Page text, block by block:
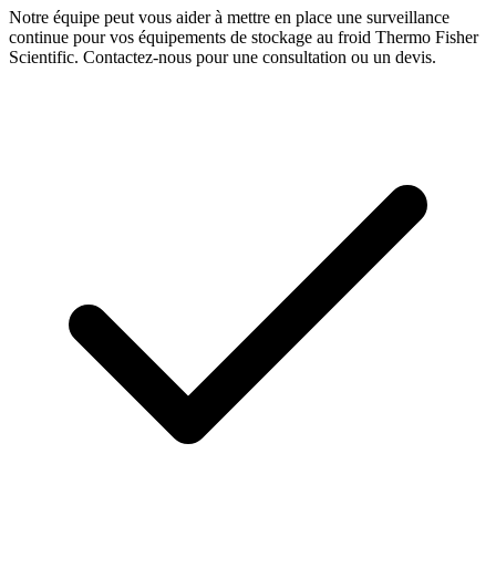
Notre équipe peut vous aider à mettre en place une surveillance
continue pour vos équipements de stockage au froid Thermo Fisher
Scientific. Contactez-nous pour une consultation ou un devis.